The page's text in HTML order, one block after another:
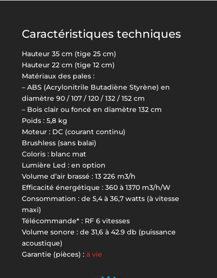
Caractéristiques techniques
Hauteur 35 cm (tige 25 cm)
Hauteur 22 cm (tige 12 cm)
Matériaux des pales :
– ABS (Acrylonitrile Butadiène Styrène) en
diamètre 90 / 107 / 120 / 132 / 152 cm
– Bois clair ou foncé en diamètre 132 cm
Poids : 5,8 kg
Moteur : DC (courant continu)
Brushless (sans balai)
Coloris : blanc mat
Lumière Led : en option
Volume d’air brassé : 13 226 m3/h
Efficacité énergétique : 360 à 1370 m3/h/W
Consommation : de 5,4 à 36,7 watts (à vitesse
maxi)
Télécommande* : RF 6 vitesses
Volume sonore : de 31,6 à 42.9 db (puissance
acoustique)
Garantie (pièces) : à vie